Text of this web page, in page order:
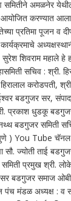
समितीने अमळनेर
आयोजित करण्यात
प्रतिमा पूजन व
सुरेश शिवराम महाले हे
सचिव : श्री.
करोडपती,
ईश्वर बडगुजर सर,
प्रकाश धुडकू
नथ्थ बडगुजर समिती
) You Tube चॅनल
सौ. ज्योती ताई
प्रमुख श्री.
बडगुजर समाज
पंच मंडळ अध्यक्ष :